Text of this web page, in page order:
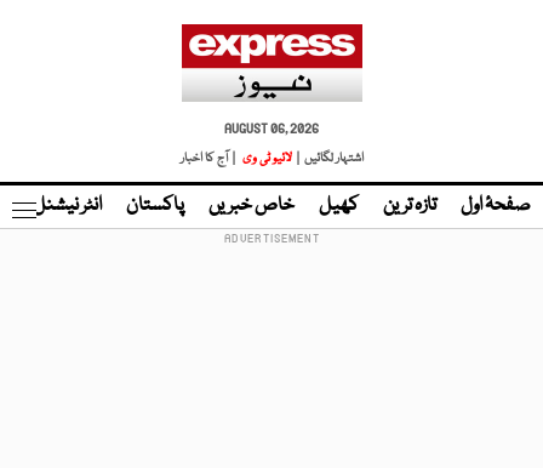
AUGUST 06, 2026
اشتہار لگائیں |
لائیو ٹی وی | آج کا اخبار
صفحۂ اول تازہ ترین کھیل خاص خبریں پاکستان انٹر نیشنل